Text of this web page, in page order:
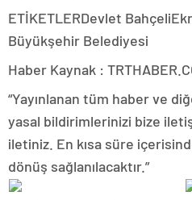
ETİKETLERDevlet
Büyükşehir Belediyesi
Haber Kaynak :
“Yayınlanan tüm haber ve
yasal bildirimlerinizi bize
iletiniz. En kısa süre
dönüş sağlanılacaktır.”